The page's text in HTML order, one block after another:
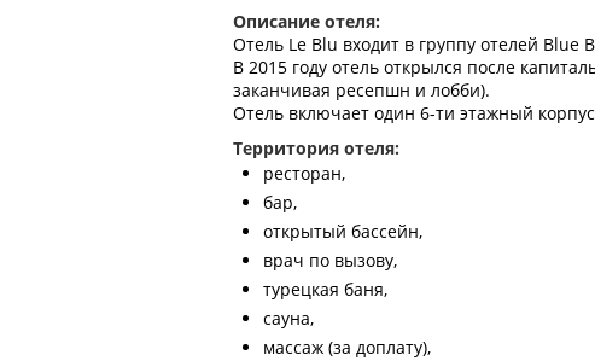
Описание отеля:
Отель Le Blu входит в группу отелей Blue
В 2015 году отель открылся после
заканчивая ресепшн и лобби).
Отель включает один 6-ти этажный
Территория отеля:
ресторан,
бар,
открытый бассейн,
врач по вызову,
турецкая баня,
сауна,
массаж (за доплату),